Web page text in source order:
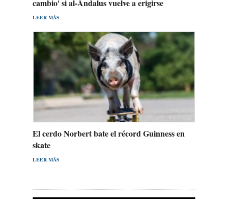
cambio' si al-Ándalus vuelve a erigirse
LEER MÁS
El cerdo Norbert bate el récord Guinness en
skate
LEER MÁS